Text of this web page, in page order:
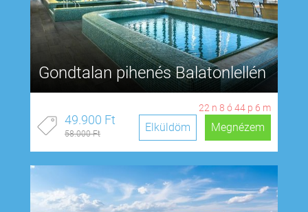
Gondtalan pihenés Balatonlellén
22 n 8 ó44 p 5 m
49.900 Ft
58.000 Ft Megnézem
Elküldöm